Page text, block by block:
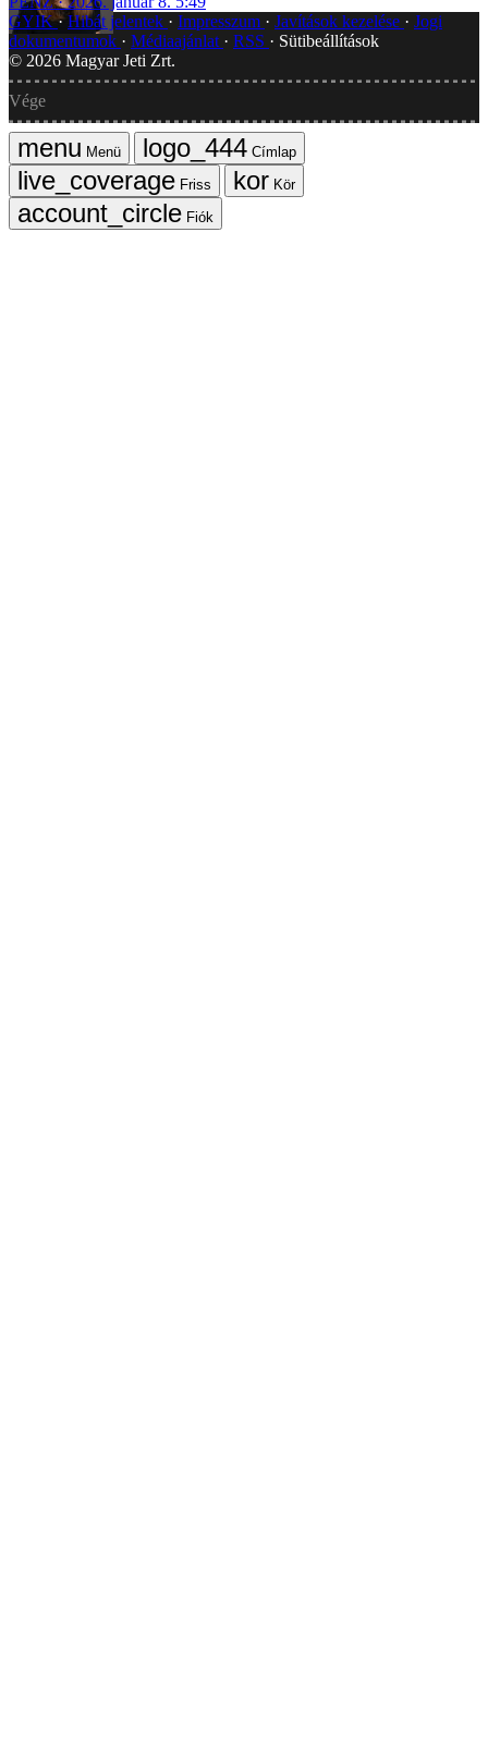
GYIK Hibát jelentek Impresszum Javítások kezelése
Jogi
dokumentumok
Médiaajánlat RSS
Sütibeállítások
© 2026 Magyar Jeti Zrt.
Vége
Menü
Címlap
Friss
Kör
Fiók